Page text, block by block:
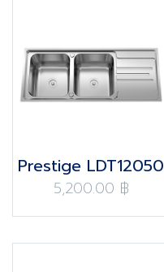
Prestige LDT12050
5,200.00 ฿